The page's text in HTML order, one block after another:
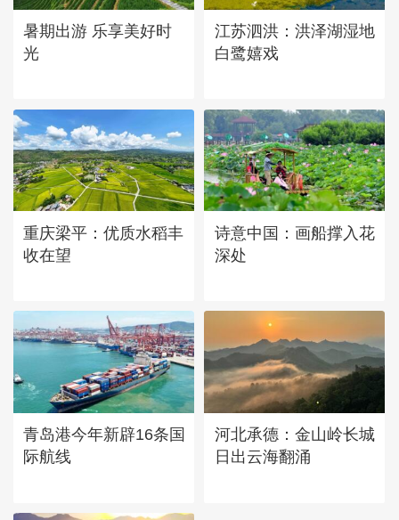
暑期出游 乐享美好时
光
江苏泗洪：洪泽湖湿地
白鹭嬉戏
重庆梁平：优质水稻丰
收在望
诗意中国：画船撑入花
深处
青岛港今年新辟16条国
际航线
河北承德：金山岭长城
日出云海翻涌